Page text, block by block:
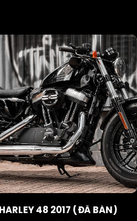
HARLEY 48 2017 (ĐÃ BÁN)